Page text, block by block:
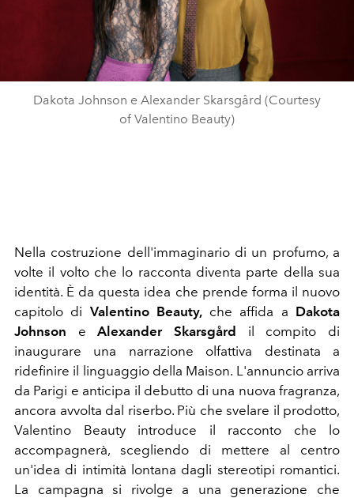
Dakota Johnson e Alexander Skarsgård (Courtesy
of Valentino Beauty)
Nella costruzione dell'immaginario di un profumo, a
volte il volto che lo racconta diventa parte della sua
identità. È da questa idea che prende forma il nuovo
capitolo di Valentino Beauty,che affida a Dakota
Johnson eAlexander Skarsgård
il compito di
inaugurare una narrazione olfattiva destinata a
ridefinire il linguaggio della Maison. L'annuncio arriva
da Parigi e anticipa il debutto di una nuova fragranza,
ancora avvolta dal riserbo. Più che svelare il prodotto,
Valentino Beauty introduce il racconto che lo
accompagnerà, scegliendo di mettere al centro
un'idea di intimità lontana dagli stereotipi romantici.
La campagna si rivolge a una generazione che